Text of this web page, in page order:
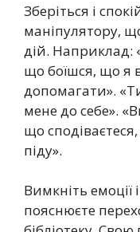
Зберіться і
маніпулятору,
дій. Наприклад:
що боїшся, що я
допомагати».
мене до себе».
що
піду».
Вимкніть емоції
пояснюєте